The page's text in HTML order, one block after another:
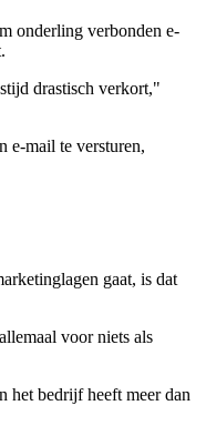
onderling verbonden e-
drastisch verkort,"
e-mail te versturen,
gaat, is dat
voor niets als
het bedrijf heeft meer dan